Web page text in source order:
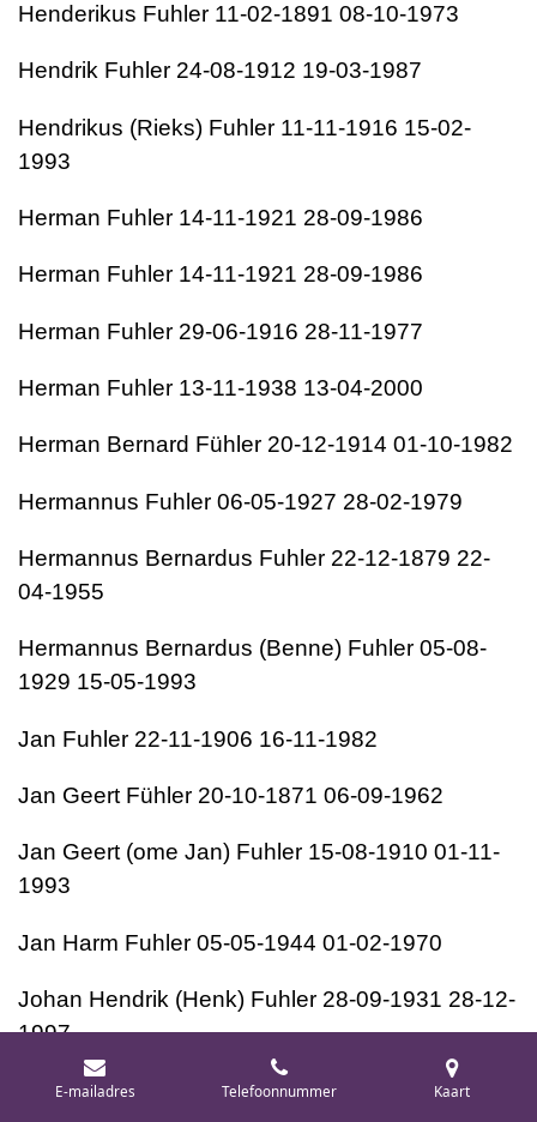
Henderikus Fuhler 11-02-1891 08-10-1973
Hendrik Fuhler 24-08-1912 19-03-1987
Hendrikus (Rieks) Fuhler 11-11-1916 15-02-
1993
Herman Fuhler 14-11-1921 28-09-1986
Herman Fuhler 14-11-1921 28-09-1986
Herman Fuhler 29-06-1916 28-11-1977
Herman Fuhler 13-11-1938 13-04-2000
Herman Bernard Fühler 20-12-1914 01-10-1982
Hermannus Fuhler 06-05-1927 28-02-1979
Hermannus Bernardus Fuhler 22-12-1879 22-
04-1955
Hermannus Bernardus (Benne) Fuhler 05-08-
1929 15-05-1993
Jan Fuhler 22-11-1906 16-11-1982
Jan Geert Fühler 20-10-1871 06-09-1962
Jan Geert (ome Jan) Fuhler 15-08-1910 01-11-
1993
Jan Harm Fuhler 05-05-1944 01-02-1970
Johan Hendrik (Henk) Fuhler 28-09-1931 28-12-
1997
Johan Herman Fuhler 11-12-1934 12-03-1997
E-mailadres Telefoonnummer Kaart